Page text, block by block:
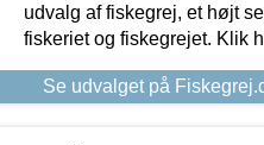
udvalg af fiskegrej, et højt
fiskeriet og fiskegrejet. Klik
Se udvalget på